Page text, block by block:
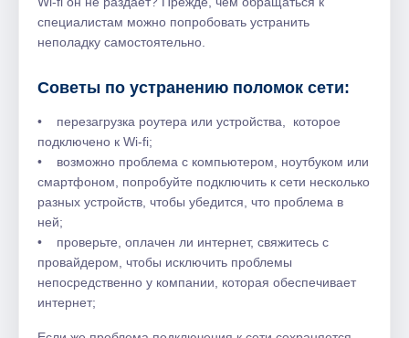
специалистам можно попробовать устранить
неполадку самостоятельно.
Советы по устранению поломок сети:
• перезагрузка роутера или устройства, которое
подключено к Wi-fi;
• возможно проблема с компьютером, ноутбуком или
смартфоном, попробуйте подключить к сети несколько
разных устройств, чтобы убедится, что проблема в
ней;
• проверьте, оплачен ли интернет, свяжитесь с
провайдером, чтобы исключить проблемы
непосредственно у компании, которая обеспечивает
интернет;